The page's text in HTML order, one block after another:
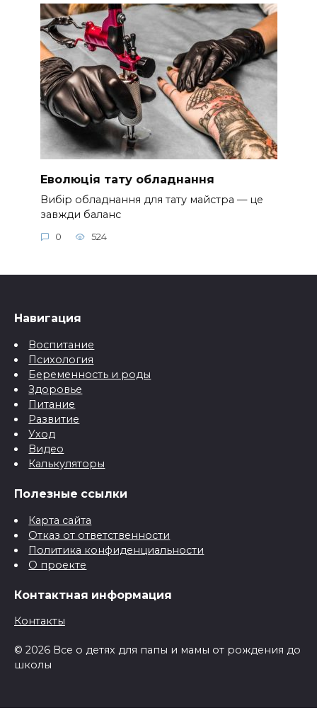
Еволюція тату обладнання
Вибір обладнання для тату майстра — це
завжди баланс
0 524
Навигация
Воспитание
Психология
Беременность и роды
Здоровье
Питание
Развитие
Уход
Видео
Калькуляторы
Полезные ссылки
Карта сайта
Отказ от ответственности
Политика конфиденциальности
О проекте
Контактная информация
Контакты
© 2026 Все о детях для папы и мамы от рождения до
школы